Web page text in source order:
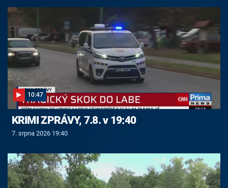
10:47
KRIMI ZPRÁVY, 7.8. v 19:40
7. srpna 2026 19:40